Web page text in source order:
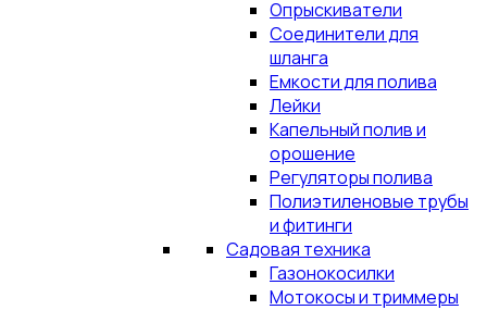
Опрыскиватели
Соединители для
шланга
Емкости для полива
Лейки
Капельный полив и
орошение
Регуляторы полива
Полиэтиленовые трубы
и фитинги
Садовая техника
Газонокосилки
Мотокосы и триммеры